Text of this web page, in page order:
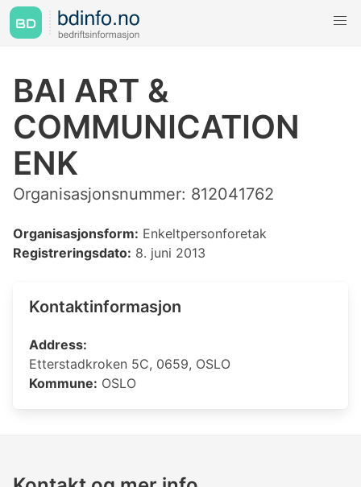
BAI ART &
COMMUNICATION
ENK
Organisasjonsnummer: 812041762
Organisasjonsform: Enkeltpersonforetak
Registreringsdato: 8. juni 2013
Kontaktinformasjon
Address:
Etterstadkroken 5C, 0659, OSLO
Kommune: OSLO